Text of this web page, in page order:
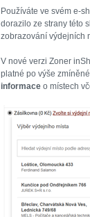
Používáte ve svém e-
dorazilo ze strany této
zobrazování výdejních
V nové verzi Zoner
platné po výše
informace o místech